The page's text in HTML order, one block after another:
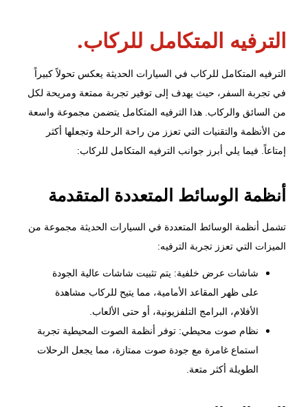
الترفيه المتكامل للركاب.
الترفيه المتكامل للركاب في السيارات الحديثة يعكس تحولاً كبيراً
في تجربة السفر، حيث يهدف إلى توفير تجربة ممتعة ومريحة لكل
من السائق والركاب. هذا الترفيه المتكامل يتضمن مجموعة واسعة
من الأنظمة والتقنيات التي تعزز من راحة الرحلة وتجعلها أكثر
إمتاعاً. فيما يلي أبرز جوانب الترفيه المتكامل للركاب:
أنظمة الوسائط المتعددة المتقدمة
تشمل أنظمة الوسائط المتعددة في السيارات الحديثة مجموعة من
الميزات التي تعزز تجربة الترفيه:
شاشات عرض خلفية: يتم تثبيت شاشات عالية الجودة
على ظهر المقاعد الأمامية، مما يتيح للركاب مشاهدة
الأفلام، البرامج التلفزيونية، أو حتى الألعاب.
نظام صوت محيطي: توفر أنظمة الصوت المحيطية تجربة
استماع غامرة مع جودة صوت ممتازة، مما يجعل الرحلات
الطويلة أكثر متعة.